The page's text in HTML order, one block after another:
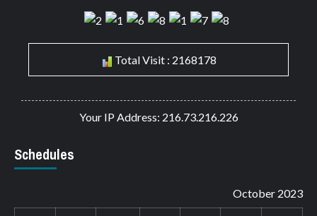
Total Visit : 2168178
Your IP Address: 216.73.216.226
Schedules
October 2023